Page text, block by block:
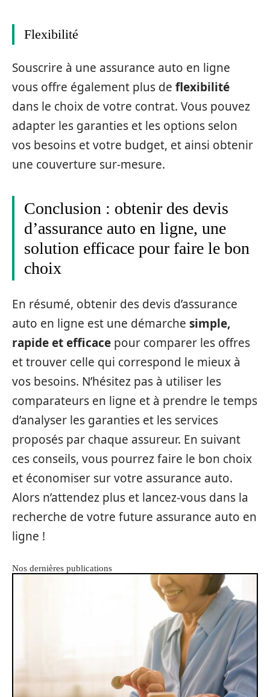
Flexibilité
Souscrire à une assurance auto en ligne
vous offre également plus de flexibilité
dans le choix de votre contrat. Vous pouvez
adapter les garanties et les options selon
vos besoins et votre budget, et ainsi obtenir
une couverture sur-mesure.
Conclusion : obtenir des devis
d’assurance auto en ligne, une
solution efficace pour faire le bon
choix
En résumé, obtenir des devis d’assurance
auto en ligne est une démarche simple,
rapide et efficace pour comparer les offres
et trouver celle qui correspond le mieux à
vos besoins. N’hésitez pas à utiliser les
comparateurs en ligne et à prendre le temps
d’analyser les garanties et les services
proposés par chaque assureur. En suivant
ces conseils, vous pourrez faire le bon choix
et économiser sur votre assurance auto.
Alors n’attendez plus et lancez-vous dans la
recherche de votre future assurance auto en
ligne !
Nos dernières publications